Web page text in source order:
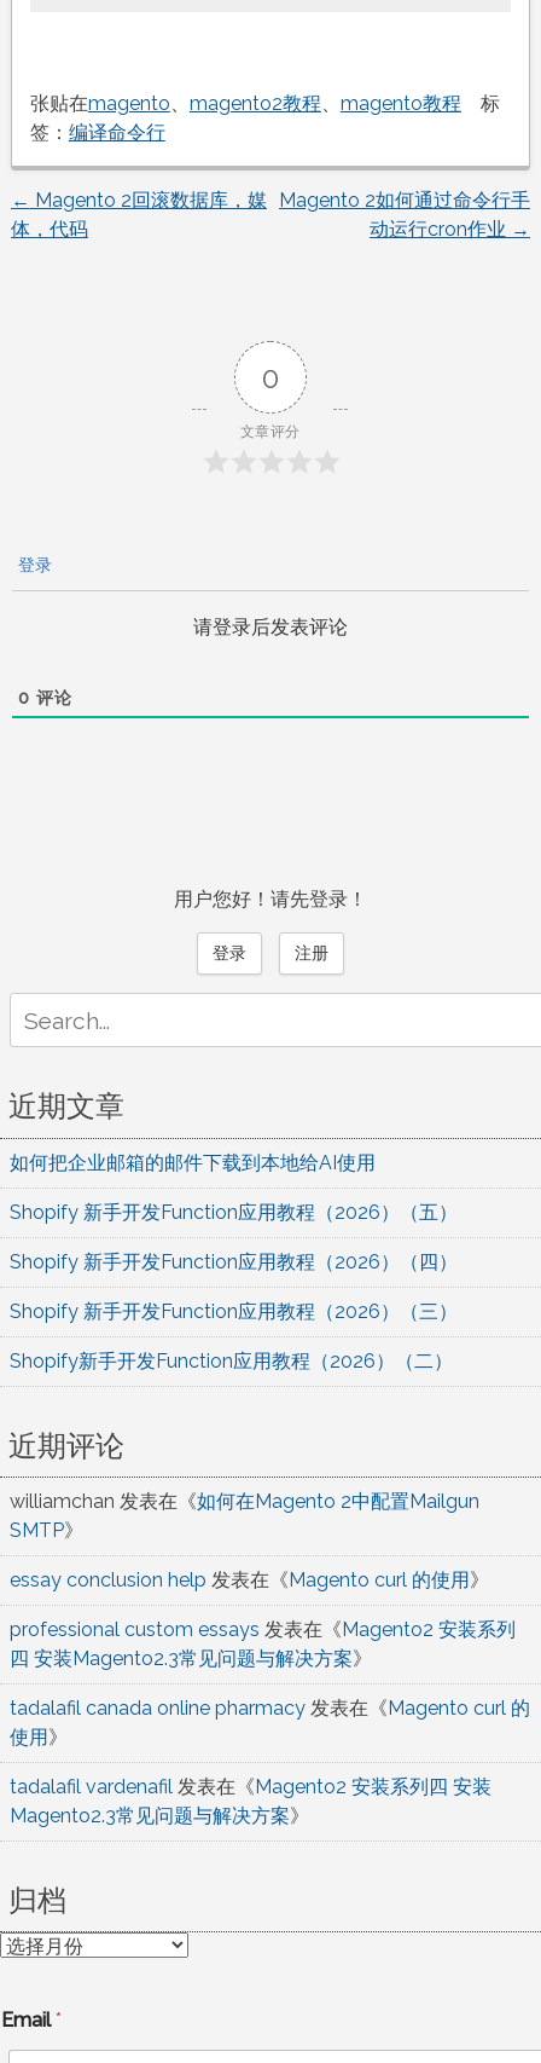
张贴在magento、 magento2教程、 magento教程
标
签： 编译命令行
文
← Magento 2回滚数据库，媒
体，代码
Magento 2如何通过命令行手
动运行cron作业 →
0
文章评分
登录
请登录后发表评论
0 评论
用户您好！请先登录！
登录 注册
for:
近期文章
如何把企业邮箱的邮件下载到本地给AI使用
Shopify 新手开发Function应用教程（2026）（五）
Shopify 新手开发Function应用教程（2026）（四）
Shopify 新手开发Function应用教程（2026）（三）
Shopify新手开发Function应用教程（2026）（二）
近期评论
williamchan 发表在《如何在Magento 2中配置Mailgun
SMTP》
essay conclusion help 发表在《Magento curl 的使用》
professional custom essays 发表在《Magento2 安装系列
四 安装Magento2.3常见问题与解决方案》
tadalafil canada online pharmacy 发表在《Magento curl 的
使用》
tadalafil vardenafil 发表在《Magento2 安装系列四 安装
Magento2.3常见问题与解决方案》
归档
归
Email*